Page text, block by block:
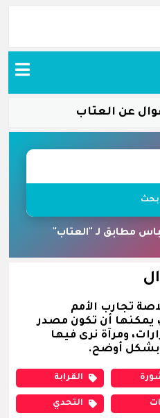
عن العتاب
بحث
تجارب الأمم
يمكنها أن تكون مصدر
ومرآة نرى فيها
بشكل أوضح.
القرابة
التحدي